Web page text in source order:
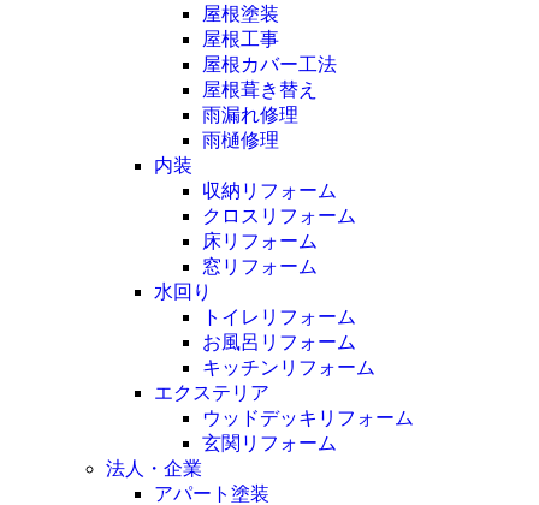
屋根塗装
屋根工事
屋根カバー工法
屋根葺き替え
雨漏れ修理
雨樋修理
内装
収納リフォーム
クロスリフォーム
床リフォーム
窓リフォーム
水回り
トイレリフォーム
お風呂リフォーム
キッチンリフォーム
エクステリア
ウッドデッキリフォーム
玄関リフォーム
法人・企業
アパート塗装